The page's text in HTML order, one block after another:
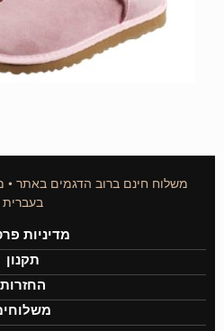
משלוח חינם ברוב הדגמים באתר •
בעברית
מדיניות
תקנון
החזרות